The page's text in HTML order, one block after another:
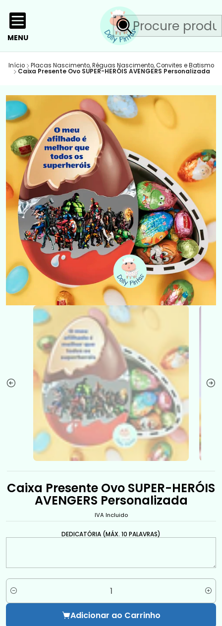
MENU
Início Placas Nascimento, Réguas Nascimento, Convites e Batismo
Caixa Presente Ovo SUPER-HERÓIS AVENGERS Personalizada
Caixa Presente Ovo SUPER-HERÓIS
AVENGERS Personalizada
IVA Incluido
DEDICATÓRIA (MÁX. 10 PALAVRAS)
Quantidade
Adicionar ao Carrinho